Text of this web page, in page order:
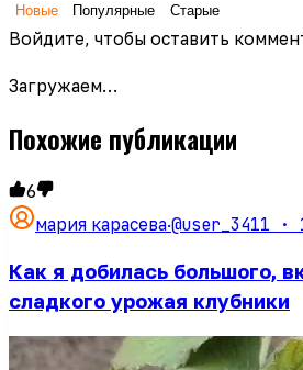
Новые Популярные Старые
Войдите, чтобы оставить
Загружаем…
Похожие публикации
6
мария карасева·@user_3411 ·
Как я добилась большого,
сладкого урожая клубники